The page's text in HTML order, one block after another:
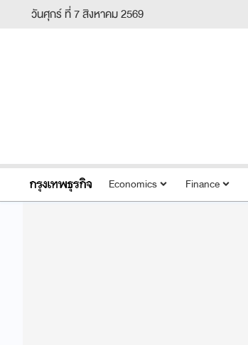
วันศุกร์ ที่ 7 สิงหาคม 2569
Economics Finance